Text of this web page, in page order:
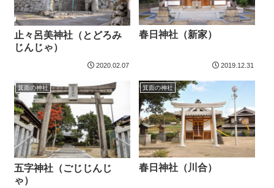
止々呂美神社（とどろみ
じんじゃ）
2020.02.07
春日神社（新家）
2019.12.31
箕面の神社
五字神社（ごじじんじ
ゃ）
箕面の神社
春日神社（川合）